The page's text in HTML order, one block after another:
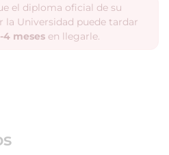
el diploma oficial de su
Universidad puede tardar
4 meses en llegarle.